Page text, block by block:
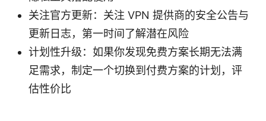
关注官方更新：关注 VPN 提供商的安全公告与
更新日志，第一时间了解潜在风险
计划性升级：如果你发现免费方案长期无法满
足需求，制定一个切换到付费方案的计划，评
估性价比